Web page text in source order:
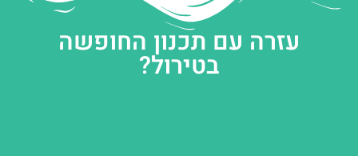
עזרה עם תכנון החופשה
בטירול?